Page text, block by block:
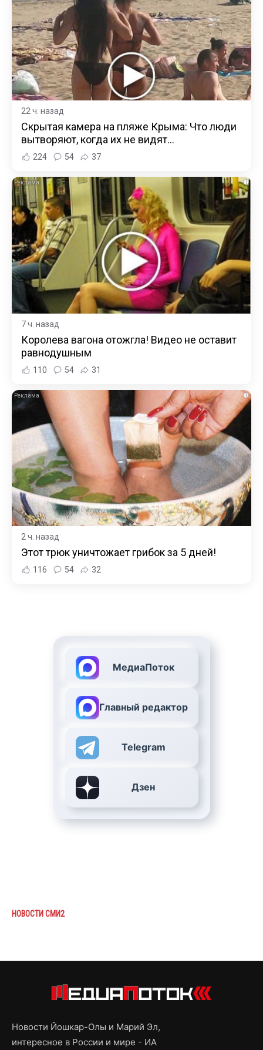
22 ч. назад
Скрытая камера на пляже Крыма: Что люди
вытворяют, когда их не видят...
224 54 37
i
7 ч. назад
Королева вагона отожгла! Видео не оставит
равнодушным
110 54 31
i
2 ч. назад
Этот трюк уничтожает грибок за 5 дней!
116 54 32
МедиаПоток
Главный редактор
Telegram
Дзен
НОВОСТИ СМИ2
Новости Йошкар-Олы и Марий Эл,
интересное в России и мире - ИА